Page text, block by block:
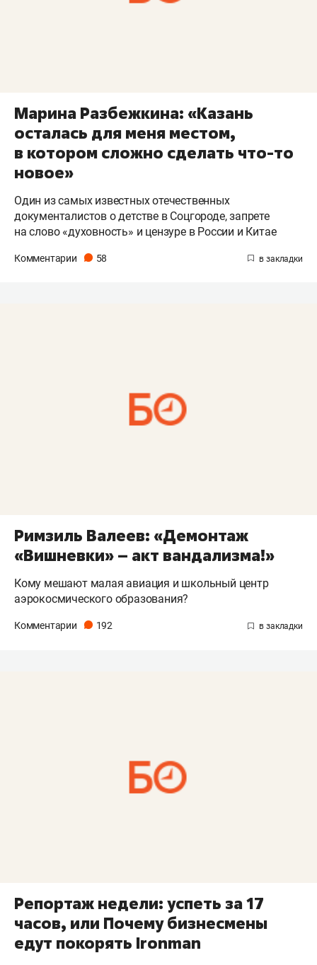
Марина Разбежкина: «Казань
осталась для меня местом,
в котором сложно сделать что-то
новое»
Один из самых известных отечественных
документалистов о детстве в Соцгороде, запрете
на слово «духовность» и цензуре в России и Китае
Комментарии 58
Римзиль Валеев: «Демонтаж
«Вишневки» – акт вандализма!»
Кому мешают малая авиация и школьный центр
аэрокосмического образования?
Комментарии 192
Репортаж недели: успеть за 17
часов, или Почему бизнесмены
едут покорять Ironman